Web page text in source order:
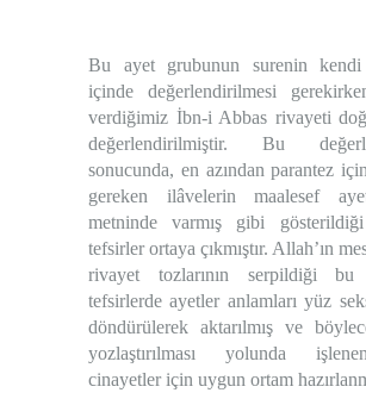
Bu ayet grubunun surenin kendi
içinde değerlendirilmesi
verdiğimiz İbn-i Abbas rivayeti
değerlendirilmiştir. Bu
sonucunda, en azından parantez
gereken ilâvelerin maalesef
metninde varmış gibi
tefsirler ortaya çıkmıştır. Allah’ın
rivayet tozlarının serpildiği
tefsirlerde ayetler anlamları yüz
döndürülerek aktarılmış ve
yozlaştırılması yolunda
cinayetler için uygun ortam